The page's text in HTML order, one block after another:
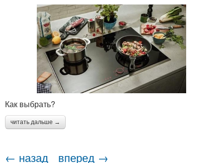
Как выбрать?
читать дальше →
← назад вперед →